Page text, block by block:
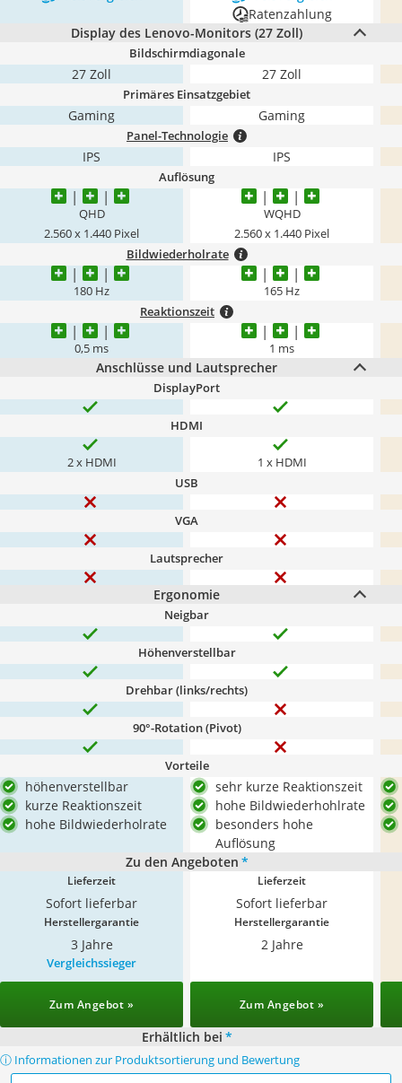
Ratenzahlung
Display des Lenovo-Monitors (27 Zoll)
Bildschirmdiagonale
27 Zoll 27 Zoll
Primäres Einsatzgebiet
Gaming Gaming
Panel-Technologie
IPS IPS
Auflösung
QHD
2.560 x 1.440 Pixel
WQHD
2.560 x 1.440 Pixel
Bildwiederholrate
180 Hz 165 Hz
Reaktionszeit
0,5 ms 1 ms
Anschlüsse und Lautsprecher
DisplayPort
HDMI
2 x HDMI 1 x HDMI
USB
VGA
Lautsprecher
Ergonomie
Neigbar
Höhenverstellbar
Drehbar (links/rechts)
90°-Rotation (Pivot)
Vorteile
höhenverstellbar
kurze Reaktionszeit
hohe Bildwiederholrate
sehr kurze Reaktionszeit
hohe Bildwiederhohlrate
besonders hohe
Auflösung
Zu den Angeboten *
Lieferzeit
Sofort lieferbar
Lieferzeit
Sofort lieferbar
Herstellergarantie
3 Jahre
Herstellergarantie
2 Jahre
Vergleichssieger
Zum Angebot » Zum Angebot »
Erhältlich bei *
ⓘ Informationen zur Produktsortierung und Bewertung